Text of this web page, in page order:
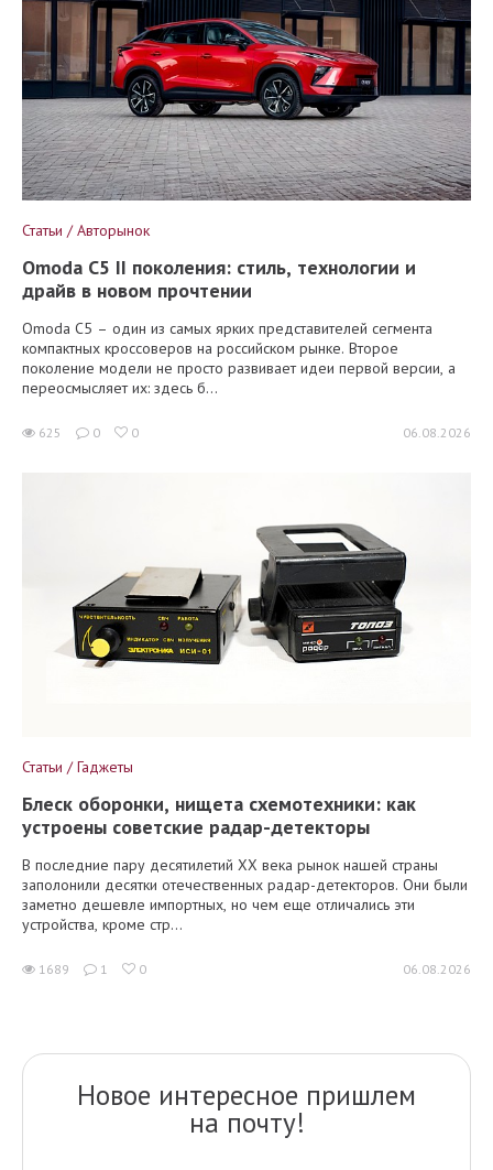
Статьи / Авторынок
Omoda C5 II поколения: стиль, технологии и
драйв в новом прочтении
Omoda C5 – один из самых ярких представителей сегмента
компактных кроссоверов на российском рынке. Второе
поколение модели не просто развивает идеи первой версии, а
переосмысляет их: здесь б...
625 0 0 06.08.2026
Статьи / Гаджеты
Блеск оборонки, нищета схемотехники: как
устроены советские радар-детекторы
В последние пару десятилетий XX века рынок нашей страны
заполонили десятки отечественных радар-детекторов. Они были
заметно дешевле импортных, но чем еще отличались эти
устройства, кроме стр...
1689 1 0 06.08.2026
Новое интересное пришлем
на почту!